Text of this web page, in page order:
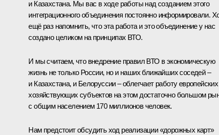
и Казахстана. Мы вас в ходе работы над созданием этого
интеграционного объединения постоянно информировали.
ещё раз напомнить, что эта работа и это объединение у нас
создано целиком на принципах ВТО.
И мы считаем, что внедрение правил ВТО в экономическую
жизнь не только России, но и наших ближайших соседей –
и Казахстана, и Белоруссии – облегчает работу европейских
хозяйствующих субъектов на этом достаточно большом
с общим населением 170 миллионов человек.
Нам предстоит обсудить ход реализации «дорожных карт»